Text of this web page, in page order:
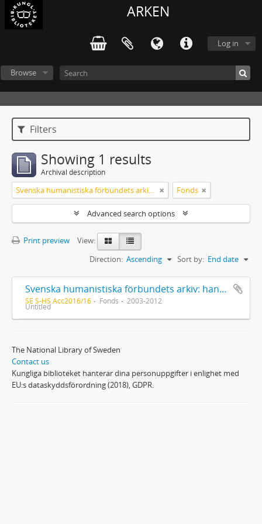
ARKEN
Log in
Browse
Filters
Showing 1 results
Archival description
Svenska humanistiska förbundets arkiv: handlingar 2003-2012 Fonds
Advanced search options
Print preview
View:
Sort by: End date
Direction: Ascending
Svenska humanistiska förbundets arkiv: handlingar 2003-2012
SE S-HS Acc2016/16 Fonds 2003-2012
Untitled
The National Library of Sweden
Contact us
Kungliga biblioteket hanterar dina personuppgifter i enlighet med
EU:s dataskyddsförordning (2018), GDPR.